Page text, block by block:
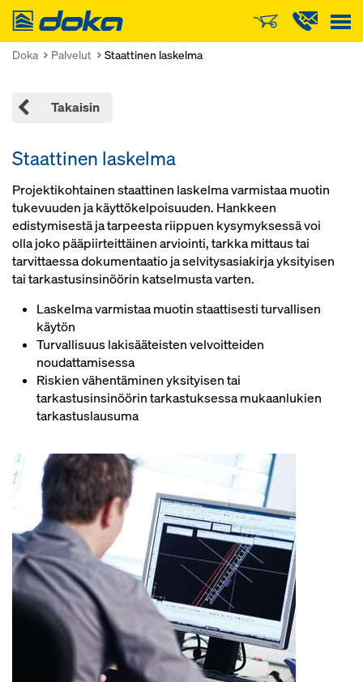
Doka
Doka Palvelut Staattinen laskelma
Takaisin
Staattinen laskelma
Projektikohtainen staattinen laskelma varmistaa muotin
tukevuuden ja käyttökelpoisuuden. Hankkeen
edistymisestä ja tarpeesta riippuen kysymyksessä voi
olla joko pääpiirteittäinen arviointi, tarkka mittaus tai
tarvittaessa dokumentaatio ja selvitysasiakirja yksityisen
tai tarkastusinsinöörin katselmusta varten.
Laskelma varmistaa muotin staattisesti turvallisen
käytön
Turvallisuus lakisääteisten velvoitteiden
noudattamisessa
Riskien vähentäminen yksityisen tai
tarkastusinsinöörin tarkastuksessa mukaanlukien
tarkastuslausuma